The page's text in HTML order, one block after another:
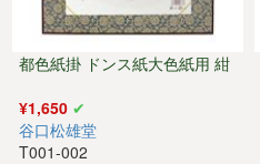
都色紙掛 ドンス紙大色紙用 紺
¥1,650
谷口松雄堂
T001-002